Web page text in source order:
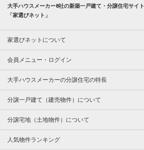
大手ハウスメーカー8社の新築一戸建て・分譲住宅サイト
「家選びネット」
家選びネットについて
会員メニュー・ログイン
大手ハウスメーカーの分譲住宅の特長
分譲一戸建て（建売物件）について
分譲宅地（土地物件）について
人気物件ランキング